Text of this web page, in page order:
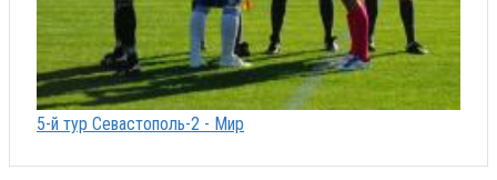
5-й тур Севастополь-2 - Мир